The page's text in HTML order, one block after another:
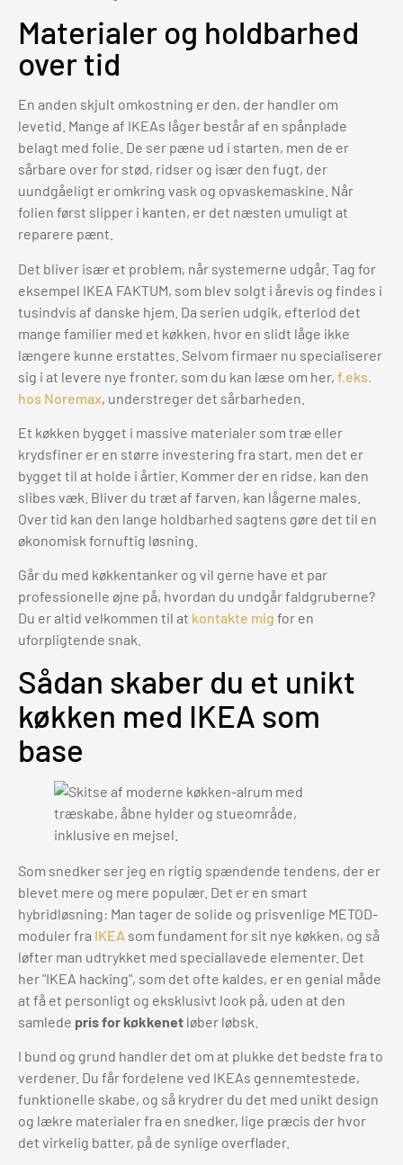
Materialer og holdbarhed
over tid
En anden skjult omkostning er den, der handler om
levetid. Mange af IKEAs låger består af en spånplade
belagt med folie. De ser pæne ud i starten, men de er
sårbare over for stød, ridser og især den fugt, der
uundgåeligt er omkring vask og opvaskemaskine. Når
folien først slipper i kanten, er det næsten umuligt at
reparere pænt.
Det bliver især et problem, når systemerne udgår. Tag for
eksempel IKEA FAKTUM, som blev solgt i årevis og findes i
tusindvis af danske hjem. Da serien udgik, efterlod det
mange familier med et køkken, hvor en slidt låge ikke
længere kunne erstattes. Selvom firmaer nu specialiserer
sig i at levere nye fronter, som du kan læse om her, f.eks.
hos Noremax, understreger det sårbarheden.
Et køkken bygget i massive materialer som træ eller
krydsfiner er en større investering fra start, men det er
bygget til at holde i årtier. Kommer der en ridse, kan den
slibes væk. Bliver du træt af farven, kan lågerne males.
Over tid kan den lange holdbarhed sagtens gøre det til en
økonomisk fornuftig løsning.
Går du med køkkentanker og vil gerne have et par
professionelle øjne på, hvordan du undgår faldgruberne?
Du er altid velkommen til at kontakte mig for en
uforpligtende snak.
Sådan skaber du et unikt
køkken med IKEA som
base
Som snedker ser jeg en rigtig spændende tendens, der er
blevet mere og mere populær. Det er en smart
hybridløsning: Man tager de solide og prisvenlige METOD-
moduler fra IKEA som fundament for sit nye køkken, og så
løfter man udtrykket med speciallavede elementer. Det
her "IKEA hacking", som det ofte kaldes, er en genial måde
at få et personligt og eksklusivt look på, uden at den
samlede pris for køkkenet løber løbsk.
I bund og grund handler det om at plukke det bedste fra to
verdener. Du får fordelene ved IKEAs gennemtestede,
funktionelle skabe, og så krydrer du det med unikt design
og lækre materialer fra en snedker, lige præcis der hvor
det virkelig batter, på de synlige overflader.